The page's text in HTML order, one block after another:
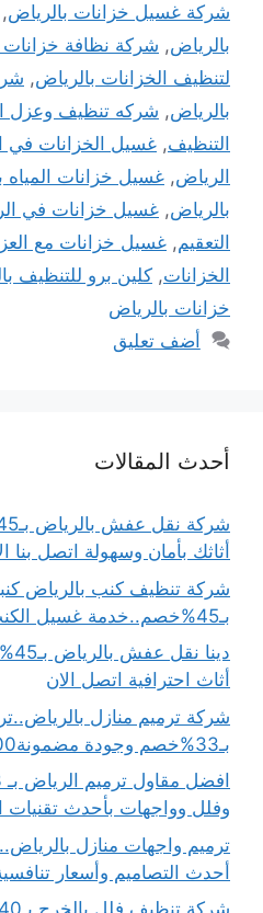
شركة غسيل خزانات بالرياض,
بالرياض, شركة نظافة خزانات
لتنظيف الخزانات بالرياض,
بالرياض, شركه تنظيف وعزل
التنظيف, غسيل الخزانات في
الرياض, غسيل خزانات المياه
بالرياض, غسيل خزانات في
التعقيم, غسيل خزانات مع
الخزانات, كلين برو للتنظيف
خزانات بالرياض
أضف تعليق
أحدث المقالات
أثاثك بأمان وسهولة اتصل بنا
شركة تنظيف كنب بالرياض
بـ45%خصم..خدمة غسيل الكنب100% اتصل بنا
أثاث احترافية اتصل الان
شركة ترميم منازل
بـ33%خصم وجودة مضمونة100%اتصل الان
وفلل وواجهات بأحدث تقنيات
ترميم واجهات منازل
أحدث التصاميم وأسعار